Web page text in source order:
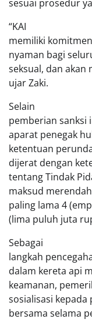
sesuai prosedur
“KAI
memiliki
nyaman bagi
seksual, dan akan
ujar Zaki.
Selain
pemberian sanksi
aparat penegak
ketentuan
dijerat dengan
tentang Tindak
maksud
paling lama 4
(lima puluh juta
Sebagai
langkah
dalam kereta api
keamanan,
sosialisasi
bersama selama